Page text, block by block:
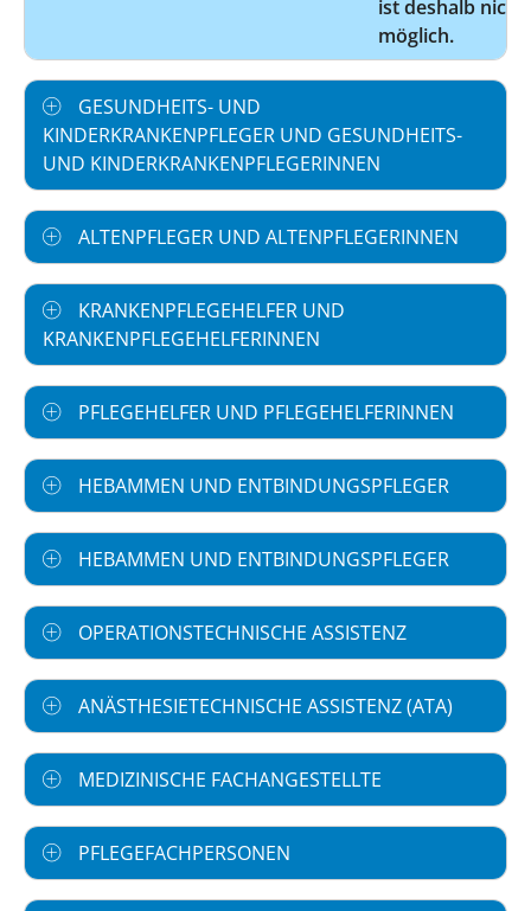
ist deshalb nicht
möglich.
GESUNDHEITS- UND
KINDERKRANKENPFLEGER UND GESUNDHEITS-
UND KINDERKRANKENPFLEGERINNEN
ALTENPFLEGER UND ALTENPFLEGERINNEN
KRANKENPFLEGEHELFER UND
KRANKENPFLEGEHELFERINNEN
PFLEGEHELFER UND PFLEGEHELFERINNEN
HEBAMMEN UND ENTBINDUNGSPFLEGER
HEBAMMEN UND ENTBINDUNGSPFLEGER
OPERATIONSTECHNISCHE ASSISTENZ
ANÄSTHESIETECHNISCHE ASSISTENZ (ATA)
MEDIZINISCHE FACHANGESTELLTE
PFLEGEFACHPERSONEN